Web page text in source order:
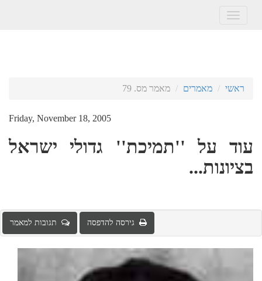
Toggle
ראשי מאמרים מאמר מס. 79
Friday, November 18, 2005
עוד על ''תמיכת'' גדולי ישראל
בציונות...
גירסה להדפסה תגובות למאמר